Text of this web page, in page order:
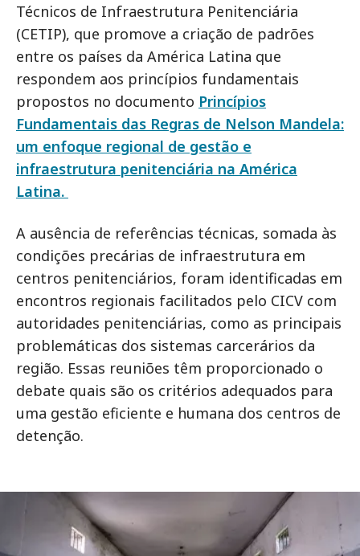
Técnicos de Infraestrutura Penitenciária
(CETIP), que promove a criação de padrões
entre os países da América Latina que
respondem aos princípios fundamentais
propostos no documento Princípios
Fundamentais das Regras de Nelson Mandela:
um enfoque regional de gestão e
infraestrutura penitenciária na América
Latina.
A ausência de referências técnicas, somada às
condições precárias de infraestrutura em
centros penitenciários, foram identificadas em
encontros regionais facilitados pelo CICV com
autoridades penitenciárias, como as principais
problemáticas dos sistemas carcerários da
região. Essas reuniões têm proporcionado o
debate quais são os critérios adequados para
uma gestão eficiente e humana dos centros de
detenção.